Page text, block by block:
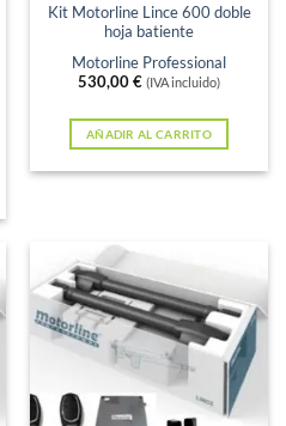
Kit Motorline Lince 600 doble
hoja batiente
Motorline Professional
530,00€ (IVA incluido)
AÑADIR AL CARRITO